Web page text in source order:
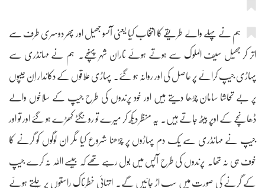
ہم نے پہلے والے طریقے کا انتخاب کیا یعنی آنسو جھیل اور پھر دوسری طرف سے
اتر کر جھیل سیف الملوک سے ہوتے ہوئے ناران شہر پہنچے۔ ہم نے مہانڈری سے
پہاڑی جیپ کرائے پر حاصل کی اور روانہ ہو گئے۔ پہاڑی علاقوں کے دکاندار اِن جیپوں
پر بے تحاشا سامان چڑھا دیتے ہیں اور خود پرندوں کی طرح جیپ کے سلاخوں والے
ڈھانچے کے اوپر بیٹھ جاتے ہیں۔ یہ منظر دیکھ کر میرے تو رونگٹے کھڑے ہو گئے اور تو اور
جیپ نے مہانڈری سے یک دم پہاڑوں پر چڑھنا شروع کیا مگر ان لوگوں کو گرنے کا
خوف ہی نہ تھا۔ پرندوں کی طرح آپس میں بول رہے تھے کہ جیسے اﷲ نہ کرے جیپ
کے گرنے کی صورت میں سب اڑ جائیں گے۔ انتہائی خطرناک راستوں پر چلتے ہوئے